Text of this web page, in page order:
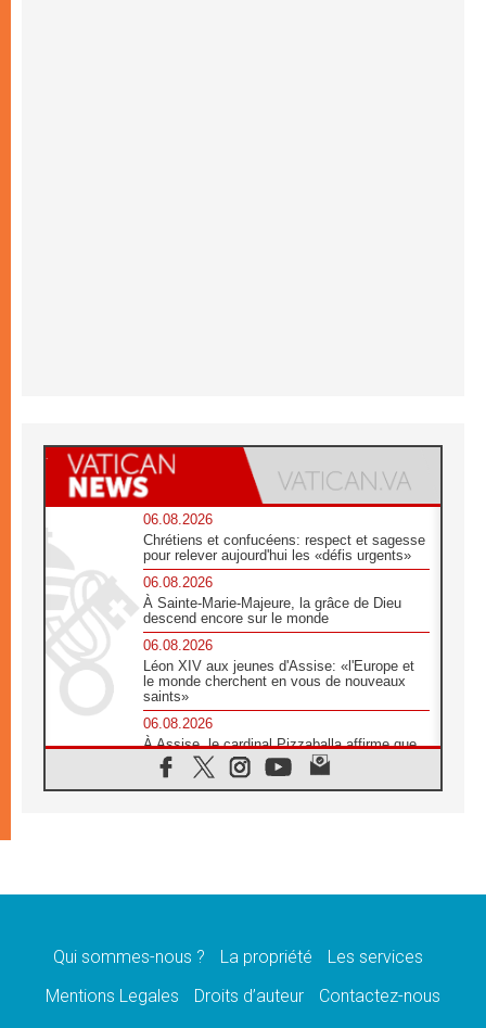
06.08.2026
Chrétiens et confucéens: respect et sagesse
pour relever aujourd'hui les «défis urgents»
06.08.2026
À Sainte-Marie-Majeure, la grâce de Dieu
descend encore sur le monde
06.08.2026
Léon XIV aux jeunes d'Assise: «l'Europe et
le monde cherchent en vous de nouveaux
saints»
06.08.2026
À Assise, le cardinal Pizzaballa affirme que
«les chrétiens veulent la paix»
06.08.2026
message de paix et de dignité humaine»
«La visite du Pape en Uruguay renforcera
Qui sommes-nous ? La propriété
Les services
Mentions Legales
Droits d’auteur Contactez-nous